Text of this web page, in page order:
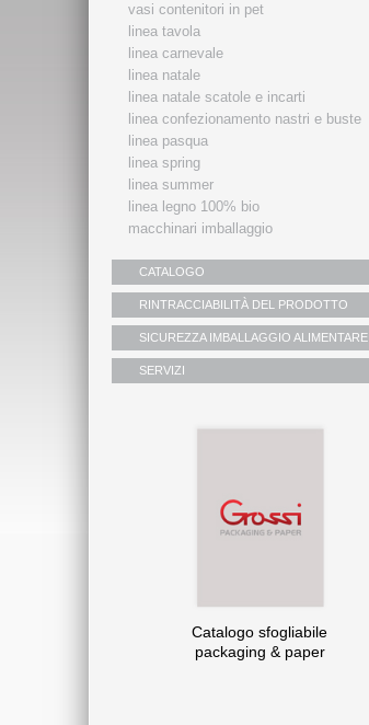
vasi contenitori in pet
linea tavola
linea carnevale
linea natale
linea natale scatole e incarti
linea confezionamento nastri e buste
linea pasqua
linea spring
linea summer
linea legno 100% bio
macchinari imballaggio
CATALOGO
RINTRACCIABILITÀ DEL PRODOTTO
SICUREZZA IMBALLAGGIO ALIMENTARE
SERVIZI
Catalogo sfogliabile
packaging & paper